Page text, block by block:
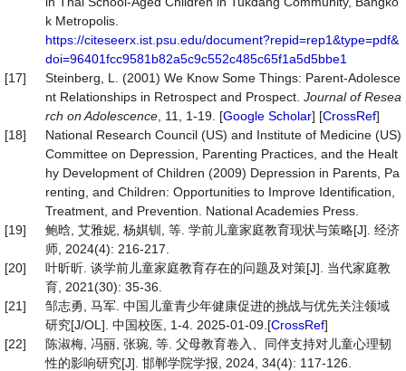
k Metropolis.
https://citeseerx.ist.psu.edu/document?repid=rep1&type=pdf&
doi=96401fcc9581b82a5c9c552c485c65f1a5d5bbe1
[17]
Steinberg, L. (2001) We Know Some Things: Parent-Adolesce
nt Relationships in Retrospect and Prospect. Journal of Resea
rch on Adolescence , 11, 1-19. [Google Scholar] [CrossRef]
[18]
National Research Council (US) and Institute of Medicine (US)
Committee on Depression, Parenting Practices, and the Healt
hy Development of Children (2009) Depression in Parents, Pa
renting, and Children: Opportunities to Improve Identification,
Treatment, and Prevention. National Academies Press.
[19]
鲍晗, 艾雅妮, 杨娸钏, 等. 学前儿童家庭教育现状与策略[J]. 经济
师, 2024(4): 216-217.
[20]
叶昕昕. 谈学前儿童家庭教育存在的问题及对策[J]. 当代家庭教
育, 2021(30): 35-36.
[21]
邹志勇, 马军. 中国儿童青少年健康促进的挑战与优先关注领域
研究[J/OL]. 中国校医, 1-4. 2025-01-09.[CrossRef]
[22]
陈淑梅, 冯丽, 张琬, 等. 父母教育卷入、同伴支持对儿童心理韧
性的影响研究[J]. 邯郸学院学报, 2024, 34(4): 117-126.